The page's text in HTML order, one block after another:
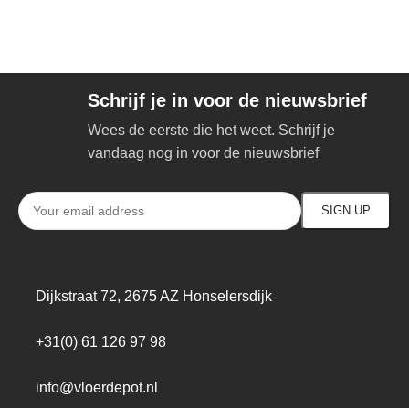
Schrijf je in voor de nieuwsbrief
Wees de eerste die het weet. Schrijf je
vandaag nog in voor de nieuwsbrief
Dijkstraat 72, 2675 AZ Honselersdijk
+31(0) 61 126 97 98
info@vloerdepot.nl